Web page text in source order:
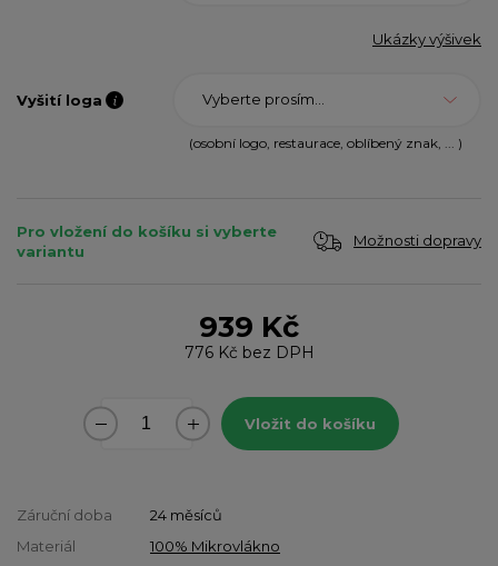
Ukázky výšivek
Vyšití loga Vyberte prosím...
(osobní logo, restaurace, oblíbený znak, ... )
Pro vložení do košíku si vyberte
variantu
Možnosti dopravy
939 Kč
776 Kč bez DPH
Vložit do košíku
Záruční doba
24 měsíců
Materiál
100% Mikrovlákno